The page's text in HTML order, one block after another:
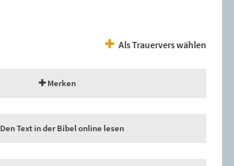
Als Trauervers wählen
Merken
Den Text in der Bibel online lesen